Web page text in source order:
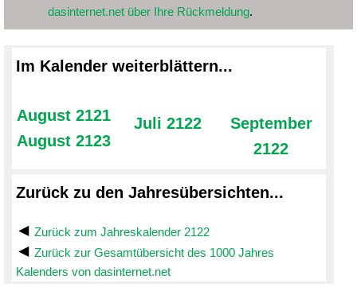
dasinternet.net über Ihre Rückmeldung.
Im Kalender weiterblättern...
August 2121
August 2123
Juli 2122
September
2122
Zurück zu den Jahresübersichten...
Zurück zum Jahreskalender 2122
Zurück zur Gesamtübersicht des 1000 Jahres
Kalenders von dasinternet.net